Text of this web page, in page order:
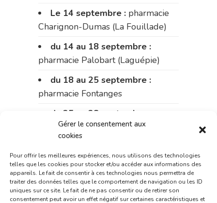
Gérer le consentement aux
cookies
Pour offrir les meilleures expériences, nous utilisons des technologies
telles que les cookies pour stocker et/ou accéder aux informations des
appareils. Le fait de consentir à ces technologies nous permettra de
traiter des données telles que le comportement de navigation ou les ID
uniques sur ce site. Le fait de ne pas consentir ou de retirer son
consentement peut avoir un effet négatif sur certaines caractéristiques et
Le 14 septembre : pharmacie
Charignon-Dumas (La Fouillade)
du 14 au 18 septembre :
pharmacie Palobart (Laguépie)
du 18 au 25 septembre :
pharmacie Fontanges
du 25 au 28 septembre :
pharmacie du marché (2 allées
Aristide Briand)
Du 28 septembre au 1er
octobre :pharmacie Charignon-
Dumas (La Fouillade)